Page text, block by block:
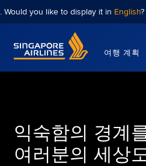
. Would you like to display it in English?
Singapore Airlines Home
여행 계획
익숙함의 경계
여러분의 세상